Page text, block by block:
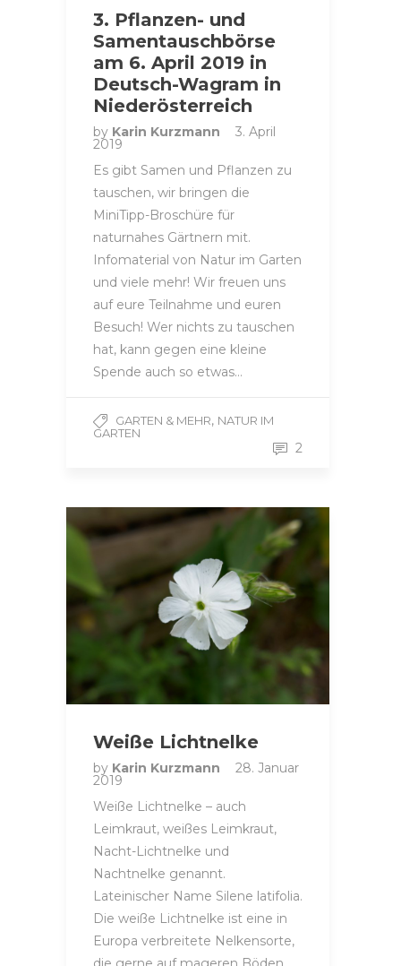
3. Pflanzen- und
Samentauschbörse
am 6. April 2019 in
Deutsch-Wagram in
Niederösterreich
by Karin Kurzmann 3. April
2019
Es gibt Samen und Pflanzen zu
tauschen, wir bringen die
MiniTipp-Broschüre für
naturnahes Gärtnern mit.
Infomaterial von Natur im Garten
und viele mehr! Wir freuen uns
auf eure Teilnahme und euren
Besuch! Wer nichts zu tauschen
hat, kann gegen eine kleine
Spende auch so etwas…
GARTEN & MEHR, NATUR IM
GARTEN
2
Weiße Lichtnelke
by Karin Kurzmann 28. Januar
2019
Weiße Lichtnelke – auch
Leimkraut, weißes Leimkraut,
Nacht-Lichtnelke und
Nachtnelke genannt.
Lateinischer Name Silene latifolia.
Die weiße Lichtnelke ist eine in
Europa verbreitete Nelkensorte,